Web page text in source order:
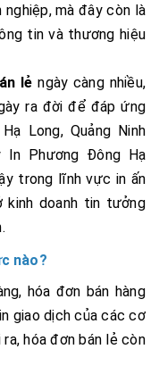
nghiệp, mà đây còn là
tin và thương hiệu
lẻ ngày càng nhiều,
ra đời để đáp ứng
Long, Quảng Ninh
In Phương Đông Hạ
trong lĩnh vực in ấn
kinh doanh tin tưởng
nào?
hóa đơn bán hàng
giao dịch của các cơ
ra, hóa đơn bán lẻ còn